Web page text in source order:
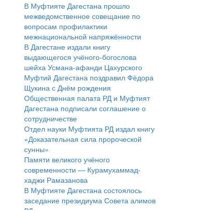
В Муфтияте Дагестана прошло
межведомственное совещание по
вопросам профилактики
межнациональной напряжённости
В Дагестане издали книгу
выдающегося учёного-богослова
шейха Усмана-афанди Цахурского
Муфтий Дагестана поздравил Фёдора
Щукина с Днём рождения
Общественная палата РД и Муфтият
Дагестана подписали соглашение о
сотрудничестве
Отдел науки Муфтията РД издал книгу
«Доказательная сила пророческой
сунны»
Памяти великого учёного
современности — Курамухаммад-
хаджи Рамазанова
В Муфтияте Дагестана состоялось
заседание президиума Совета алимов